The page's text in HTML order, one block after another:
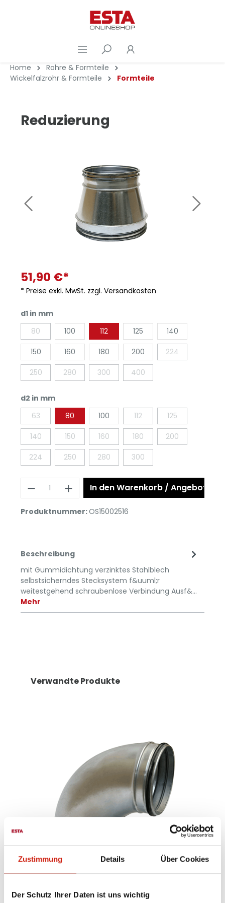
Zustimmung Details Über Cookies
Der Schutz Ihrer Daten ist uns wichtig
Home
Rohre & Formteile
Wickelfalzrohr & Formteile
Formteile
Reduzierung
51,90 €*
* Preise exkl. MwSt. zzgl. Versandkosten
d1 in mm
80
100 112 125 140
150 160 180 200 224
250 280 300 400
d2 in mm
63
80 100 112 125
140 150 160 180 200
224 250 280 300
In den Warenkorb / Angebot
Produktnummer:OS15002516
Beschreibung
mit Gummidichtung verzinktes Stahlblech
selbstsicherndes Stecksystem f&uuml;r
weitestgehend schraubenlose Verbindung Ausf&…
Mehr
Verwandte Produkte
Bogen 90°